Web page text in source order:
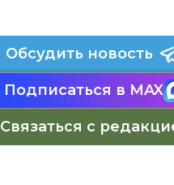
Обсудить новость
Подписаться в MAX
Связаться с